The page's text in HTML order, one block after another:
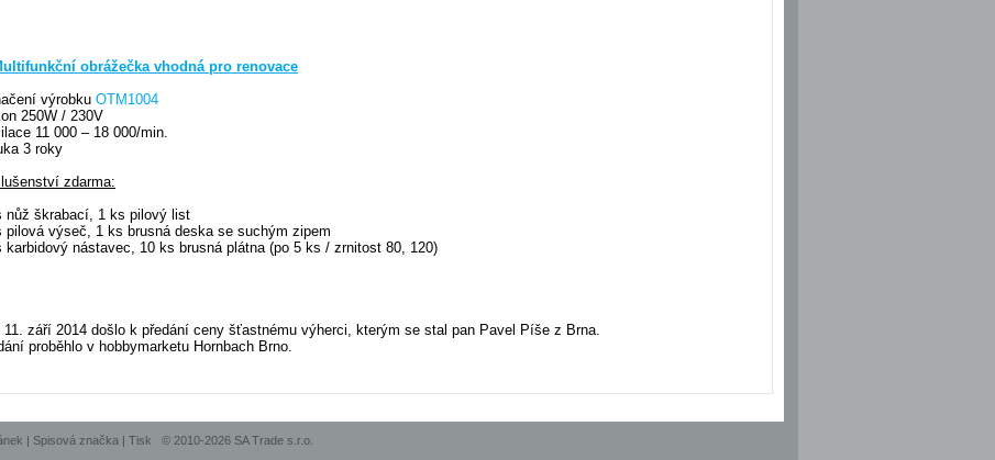
obrážečka vhodná pro renovace
výrobku OTM1004
250W / 230V
11 000 – 18 000/min.
3 roky
zdarma:
nůž škrabací, 1 ks pilový list
pilová výseč, 1 ks brusná deska se suchým zipem
karbidový nástavec, 10 ks brusná plátna (po 5 ks / zrnitost 80, 120)
11. září 2014 došlo k předání ceny šťastnému výherci, kterým se stal pan Pavel Píše z Brna.
proběhlo v hobbymarketu Hornbach Brno.
| Spisová značka | Tisk © 2010-2026 SA Trade s.r.o.